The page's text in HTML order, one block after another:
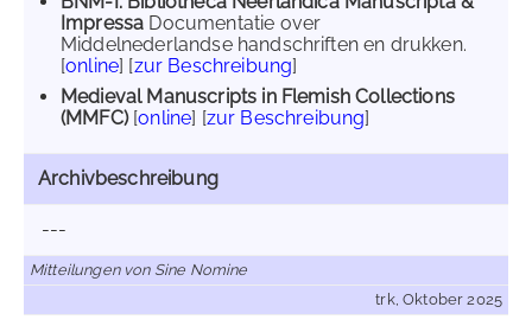
Impressa Documentatie over
Middelnederlandse handschriften en drukken.
[online] [zur Beschreibung]
Medieval Manuscripts in Flemish Collections
(MMFC)[online] [zur Beschreibung]
Archivbeschreibung
---
Mitteilungen von Sine Nomine
trk, Oktober 2025